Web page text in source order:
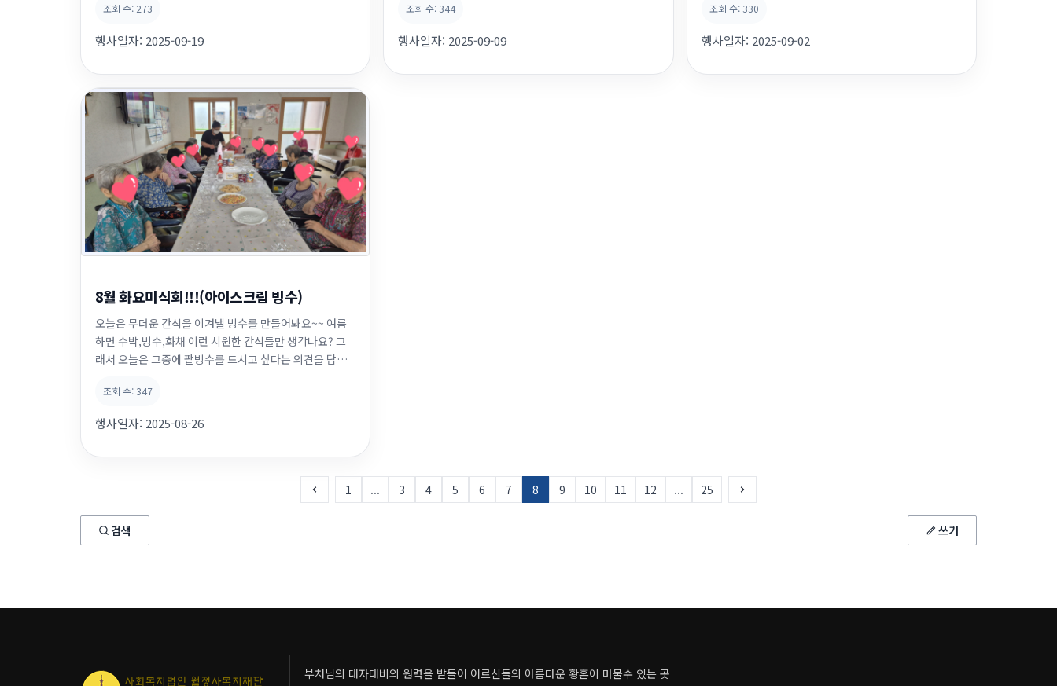
을 진행하였다. 김근태 평창소방서장은 이날 점검에서 긴
강조하였다. 향후 안전점검 등을 위한 협력방안과 소방교
조회 수: 273
행사일자: 2025-09-19
는 음식과 케익을 준비하고 데코까지 꾸며주시고... 모두들
정성껏 꾸며드린 아름다운 생신상과 따뜻한 축하의 마음을
조회 수: 344
행사일자: 2025-09-09
들어 보았지요. 복잡한 요리는 아니지만 직접 음식을 만드
래커를 열심히 드시는 모습들이 동심으로 돌아간듯 너무
조회 수: 330
행사일자: 2025-09-02
8월 화요미식회!!!(아이스크림 빙수)
오늘은 무더운 간식을 이겨낼 빙수를 만들어봐요~~ 여름
하면 수박,빙수,화채 이런 시원한 간식들만 생각나요? 그
래서 오늘은 그중에 팥빙수를 드시고 싶다는 의견을 담아
어서 만들면 좋겠지만 저희는 아이스크림,팥,후르츠,칵테
르신들 ~~~심각하십니다 ㅎㅎㅎ 과자를 드시는분~~~ 손
조회 수: 347
행사일자: 2025-08-26
1 ... 3 4 5 6 7 8 9 10 11 12 ... 25
검색 쓰기
부처님의 대자대비의 원력을 받들어 어르신들의 아름다운 황혼이 머물수 있는 곳